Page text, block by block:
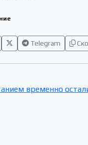
Telegram
временно